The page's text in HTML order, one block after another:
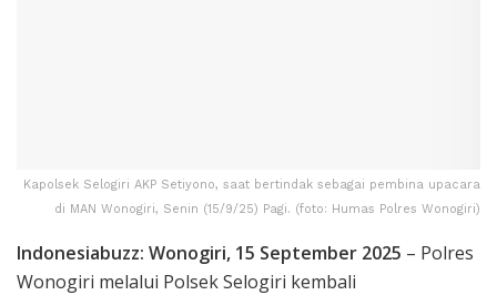
Kapolsek Selogiri AKP Setiyono, saat bertindak sebagai pembina upacara
di MAN Wonogiri, Senin (15/9/25) Pagi. (foto: Humas Polres Wonogiri)
Indonesiabuzz: Wonogiri, 15 September 2025 – Polres
Wonogiri melalui Polsek Selogiri kembali